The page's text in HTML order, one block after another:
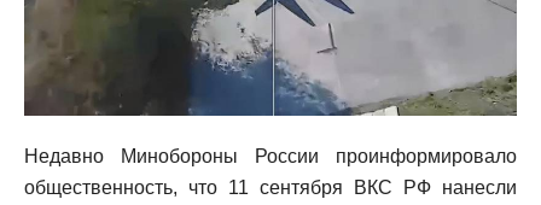
Недавно Минобороны России проинформировало
общественность, что 11 сентября ВКС РФ нанесли